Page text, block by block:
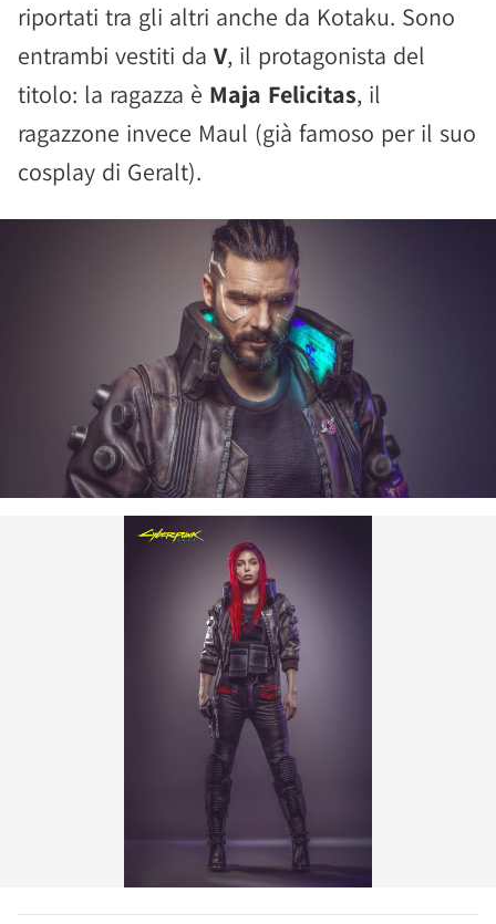
riportati tra gli altri anche da Kotaku. Sono
entrambi vestiti da V, il protagonista del
titolo: la ragazza è Maja Felicitas, il
ragazzone invece Maul (già famoso per il suo
cosplay di Geralt).